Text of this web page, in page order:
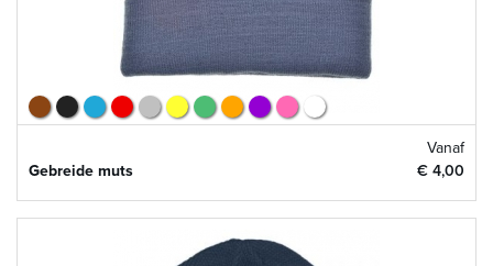
Gebreide muts
Vanaf
€ 4,00